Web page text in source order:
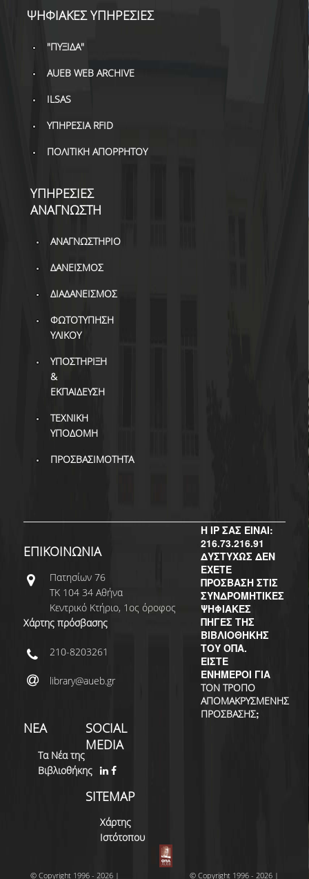
ΨΗΦΙΑΚΕΣ ΥΠΗΡΕΣΙΕΣ
"ΠΥΞΙΔΑ"
AUEB WEB ARCHIVE
ILSAS
ΥΠΗΡΕΣΙΑ RFID
ΠΟΛΙΤΙΚΗ ΑΠΟΡΡΗΤΟΥ
ΥΠΗΡΕΣΙΕΣ
ΑΝΑΓΝΩΣΤΗ
ΑΝΑΓΝΩΣΤΗΡΙΟ
ΔΑΝΕΙΣΜΟΣ
ΔΙΑΔΑΝΕΙΣΜΟΣ
ΦΩΤΟΤΥΠΗΣΗ
ΥΛΙΚΟΥ
ΥΠΟΣΤΗΡΙΞΗ
&
ΕΚΠΑΙΔΕΥΣΗ
ΤΕΧΝΙΚΗ
ΥΠΟΔΟΜΗ
ΠΡΟΣΒΑΣΙΜΟΤΗΤΑ
Η IP ΣΑΣ ΕΙΝΑΙ:
216.73.216.91
ΔΥΣΤΥΧΩΣ ΔΕΝ
ΕΧΕΤΕ
ΠΡΟΣΒΑΣΗ ΣΤΙΣ
ΣΥΝΔΡΟΜΗΤΙΚΕΣ
ΨΗΦΙΑΚΕΣ
ΠΗΓΕΣ ΤΗΣ
ΒΙΒΛΙΟΘΗΚΗΣ
ΤΟΥ ΟΠΑ.
ΕΙΣΤΕ
ΕΝΗΜΕΡΟΙ ΓΙΑ
ΤΟΝ ΤΡΟΠΟ
ΑΠΟΜΑΚΡΥΣΜΕΝΗΣ
ΠΡΟΣΒΑΣΗΣ;
ΕΠΙΚΟΙΝΩΝΙΑ
Πατησίων 76
ΤΚ 104 34 Αθήνα
Κεντρικό Κτήριο, 1ος όροφος
Χάρτης πρόσβασης
210-8203261
library@aueb.gr
ΝΕΑ
Τα Νέα της
Βιβλιοθήκης
SOCIAL
MEDIA
SITEMAP
Χάρτης
Ιστότοπου
© Copyright 1996 - 2026 | © Copyright 1996 - 2026 |